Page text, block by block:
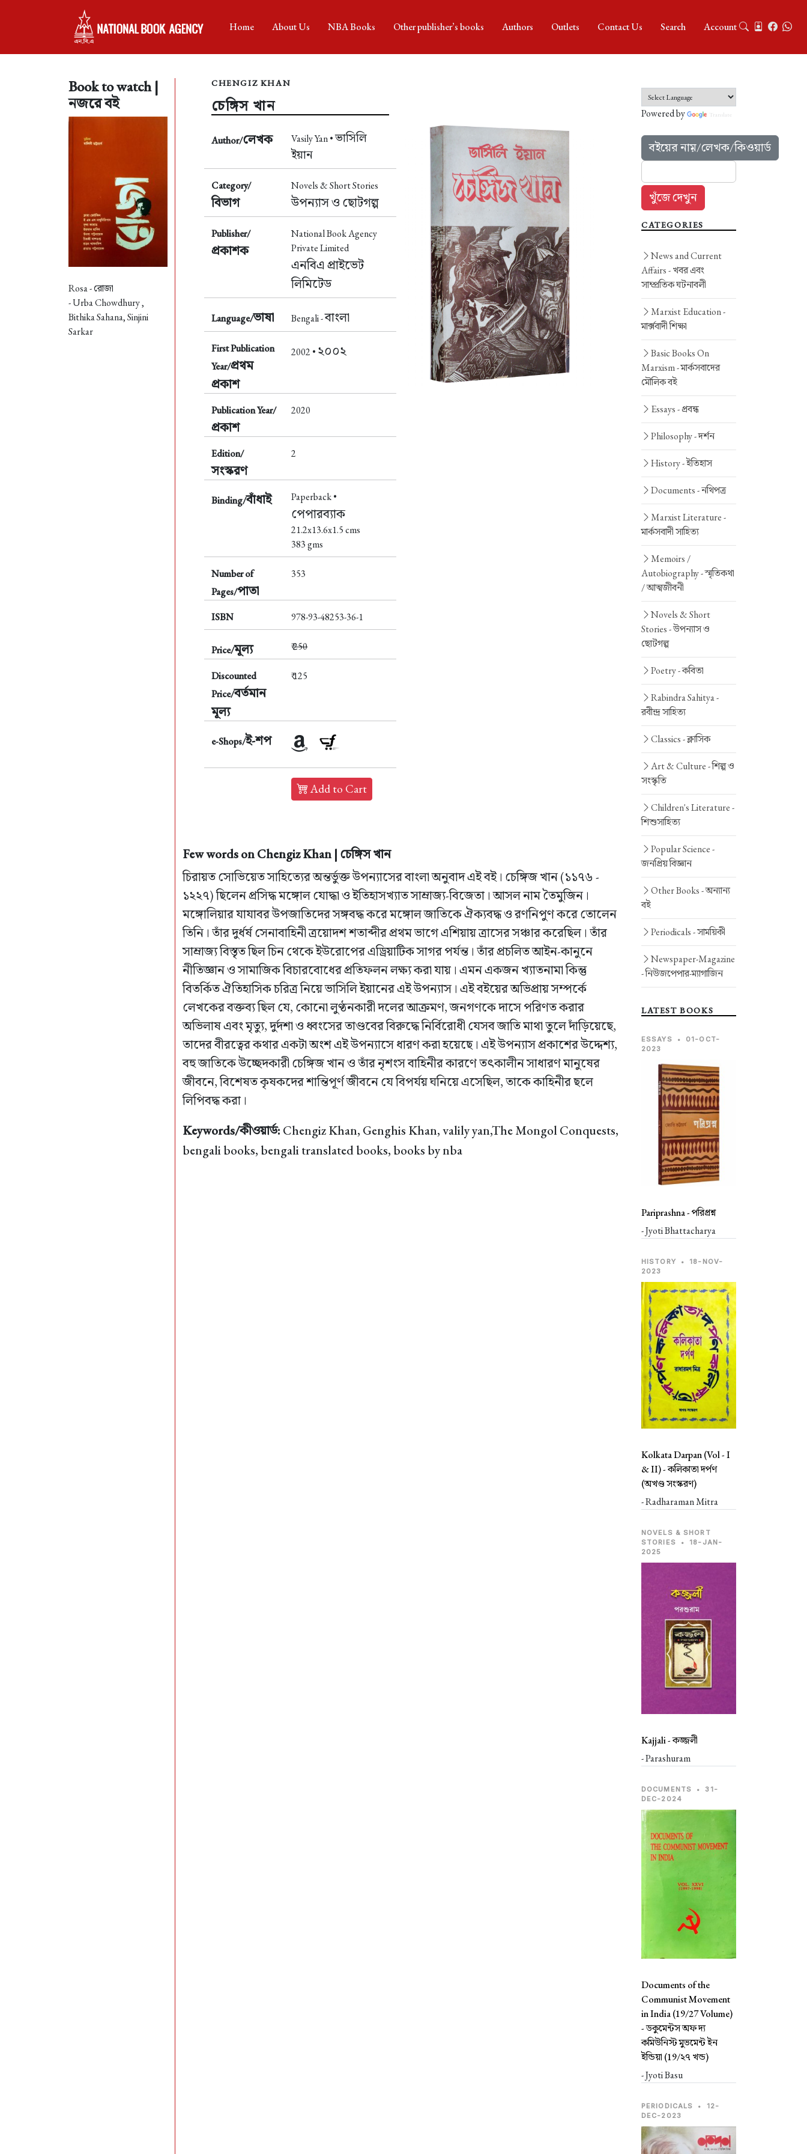
Home About Us NBA Books Other publisher’s books Authors Outlets Contact Us Search Account
Book to watch |
নজরে বই
Rosa -রোজা
- Urba Chowdhury ,
Bithika Sahana, Sinjini
Sarkar
CHENGIZ KHAN
চেঙ্গিস খান
Author/লেখক Vasily Yan •ভাসিলি
ইয়ান
Category/
বিভাগ
Novels & Short Stories
উপন্যাস ও ছোটগল্প
Publisher/
প্রকাশক
National Book Agency
Private Limited
এনবিএ প্রাইভেট
লিমিটেড
Language/ভাষা Bengali -বাংলা
First Publication
Year/প্রথম
প্রকাশ
2002 • ২০০২
Publication Year/
প্রকাশ
2020
Edition/
সংস্করণ
2
Binding/বাঁধাই Paperback •
পেপারব্যাক
21.2x13.6x1.5 cms
383 gms
Number of
Pages/পাতা
353
ISBN 978-93-48253-36-1
Price/মূল্য ₹250
Discounted
Price/বর্তমান
মূল্য
₹ 125
e-Shops/ই-শপ
Add to Cart
Few words on Chengiz Khan | চেঙ্গিস খান
চিরায়ত সোভিয়েত সাহিত্যের অন্তর্ভুক্ত উপন্যাসের বাংলা অনুবাদ এই বই। চেঙ্গিজ খান (১১৭৬ -
১২২৭) ছিলেন প্রসিদ্ধ মঙ্গোল যোদ্ধা ও ইতিহাসখ্যাত সাম্রাজ্য-বিজেতা। আসল নাম তৈমুজিন।
মঙ্গোলিয়ার যাযাবর উপজাতিদের সঙ্গবদ্ধ করে মঙ্গোল জাতিকে ঐক্যবদ্ধ ও রণনিপুণ করে তোলেন
তিনি। তাঁর দুর্ধর্ষ সেনাবাহিনী ত্রয়োদশ শতাব্দীর প্রথম ভাগে এশিয়ায় ত্রাসের সঞ্চার করেছিল। তাঁর
সাম্রাজ্য বিস্তৃত ছিল চিন থেকে ইউরোপের এড্রিয়াটিক সাগর পর্যন্ত। তাঁর প্রচলিত আইন-কানুনে
নীতিজ্ঞান ও সামাজিক বিচারবোধের প্রতিফলন লক্ষ্য করা যায়। এমন একজন খ্যাতনামা কিন্তু
বিতর্কিত ঐতিহাসিক চরিত্র নিয়ে ভাসিলি ইয়ানের এই উপন্যাস। এই বইয়ের অভিপ্রায় সম্পর্কে
লেখকের বক্তব্য ছিল যে, কোনো লুণ্ঠনকারী দলের আক্রমণ, জনগণকে দাসে পরিণত করার
অভিলাষ এবং মৃত্যু, দুর্দশা ও ধ্বংসের তাণ্ডবের বিরুদ্ধে নির্বিরোধী যেসব জাতি মাথা তুলে দাঁড়িয়েছে,
তাদের বীরত্বের কথার একটা অংশ এই উপন্যাসে ধারণ করা হয়েছে। এই উপন্যাস প্রকাশের উদ্দেশ্য,
বহু জাতিকে উচ্ছেদকারী চেঙ্গিজ খান ও তাঁর নৃশংস বাহিনীর কারণে তৎকালীন সাধারণ মানুষের
জীবনে, বিশেষত কৃষকদের শান্তিপূর্ণ জীবনে যে বিপর্যয় ঘনিয়ে এসেছিল, তাকে কাহিনীর ছলে
লিপিবদ্ধ করা।
Keywords/কীওয়ার্ড: Chengiz Khan, Genghis Khan, valily yan,The Mongol Conquests,
bengali books, bengali translated books, books by nba
Powered by Translate
বইয়ের নাম়/লেখক/কিওয়ার্ড
CATEGORIES
News and Current
Affairs -খবর এবং
সাম্প্রতিক ঘটনাবলী
Marxist Education -
মার্ক্সবাদী শিক্ষা
Basic Books On
Marxism -মার্কসবাদের
মৌলিক বই
Essays -প্রবন্ধ
Philosophy -দর্শন
History -ইতিহাস
Documents -নথিপত্র
Marxist Literature -
মার্কসবাদী সাহিত্য
Memoirs /
Autobiography -স্মৃতিকথা
/ আত্মজীবনী
Novels & Short
Stories -উপন্যাস ও
ছোটগল্প
Poetry -কবিতা
Rabindra Sahitya -
রবীন্দ্র সাহিত্য
Classics -ক্লাসিক
Art & Culture -শিল্প ও
সংস্কৃতি
Children's Literature -
শিশুসাহিত্য
Popular Science -
জনপ্রিয় বিজ্ঞান
Other Books -অন্যান্য
বই
Periodicals -সাময়িকী
Newspaper-Magazine
-নিউজপেপার-ম্যাগাজিন
LATEST BOOKS
ESSAYS •
01-OCT-
2023
Pariprashna -পরিপ্রশ্ন
- Jyoti Bhattacharya
HISTORY •
18-NOV-
2023
Kolkata Darpan (Vol - I
& II) -কলিকাতা দর্পণ
(অখণ্ড সংস্করণ)
- Radharaman Mitra
NOVELS & SHORT
STORIES
•
18-JAN-
2025
Kajjali -কজ্জলী
- Parashuram
DOCUMENTS •
31-
DEC-2024
Documents of the
Communist Movement
in India (19/27 Volume)
-ডকুমেন্টস অফ দ্য
কমিউনিস্ট মুভমেন্ট ইন
ইন্ডিয়া (19/২৭ খন্ড)
- Jyoti Basu
PERIODICALS •
12-
DEC-2023